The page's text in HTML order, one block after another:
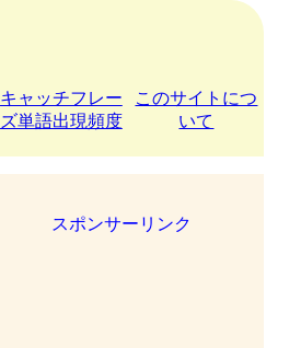
キャッチフレー
ズ単語出現頻度
このサイトにつ
いて
スポンサーリンク